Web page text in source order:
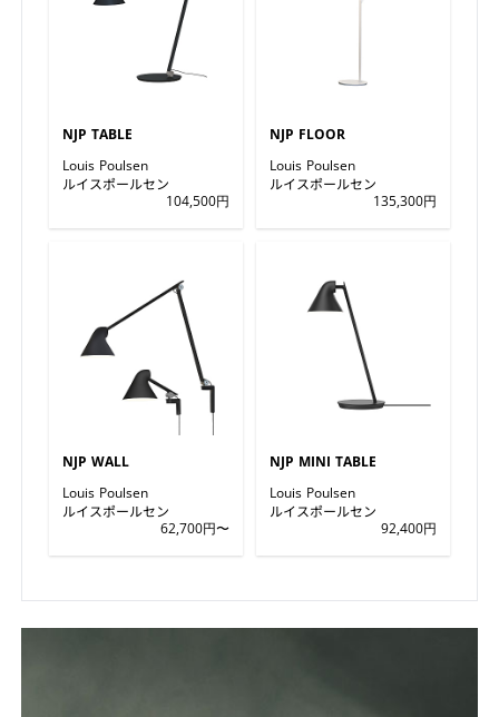
NJP TABLE
Louis Poulsen
ルイスポールセン
104,500円
NJP FLOOR
Louis Poulsen
ルイスポールセン
135,300円
NJP WALL
Louis Poulsen
ルイスポールセン
62,700円〜
NJP MINI TABLE
Louis Poulsen
ルイスポールセン
92,400円